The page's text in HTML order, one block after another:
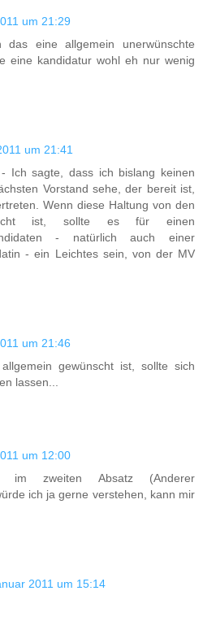
um 21:29
das eine allgemein unerwünschte
eine kandidatur wohl eh nur wenig
um 21:41
Ich sagte, dass ich bislang keinen
Vorstand sehe, der bereit ist,
Wenn diese Haltung von den
ist, sollte es für einen
- natürlich auch einer
- ein Leichtes sein, von der MV
um 21:46
gewünscht ist, sollte sich
lassen...
um 12:00
im zweiten Absatz (Anderer
ich ja gerne verstehen, kann mir
2011 um 15:14